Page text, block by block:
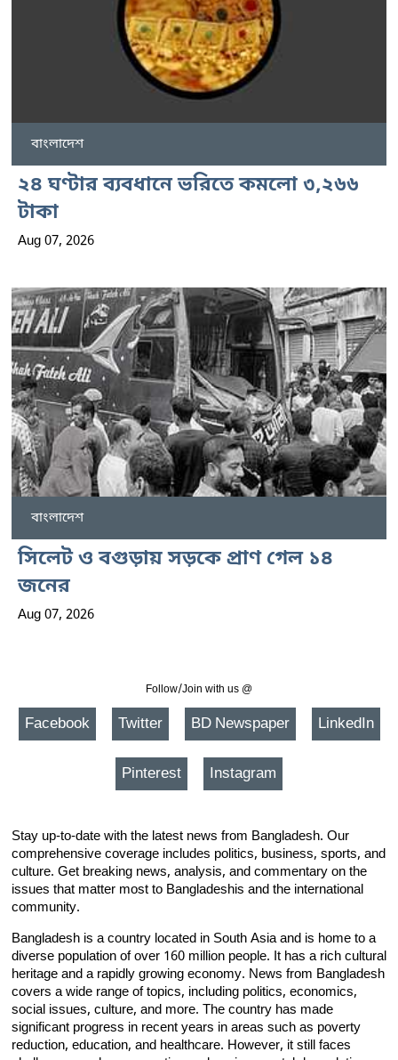
বাংলাদেশ
২৪ ঘণ্টার ব্যবধানে ভরিতে কমলো ৩,২৬৬
টাকা
Aug 07, 2026
বাংলাদেশ
সিলেট ও বগুড়ায় সড়কে প্রাণ গেল ১৪
জনের
Aug 07, 2026
Follow/Join with us @
Facebook Twitter BD Newspaper LinkedIn
Pinterest Instagram
Stay up-to-date with the latest news from Bangladesh. Our
comprehensive coverage includes politics, business, sports, and
culture. Get breaking news, analysis, and commentary on the
issues that matter most to Bangladeshis and the international
community.
Bangladesh is a country located in South Asia and is home to a
diverse population of over 160 million people. It has a rich cultural
heritage and a rapidly growing economy. News from Bangladesh
covers a wide range of topics, including politics, economics,
social issues, culture, and more. The country has made
significant progress in recent years in areas such as poverty
reduction, education, and healthcare. However, it still faces